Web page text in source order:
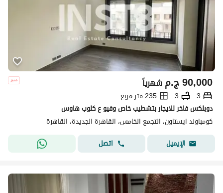
ج.م90,000 شهرياً
3
3
235 متر مربع
دوبلكس فاخر للايجار بتشطيب خاص وفيو ع كلوب هاوس
كومباوند ايستاون، التجمع الخامس، القاهرة الجديدة، القاهرة
الإيميل
اتصل